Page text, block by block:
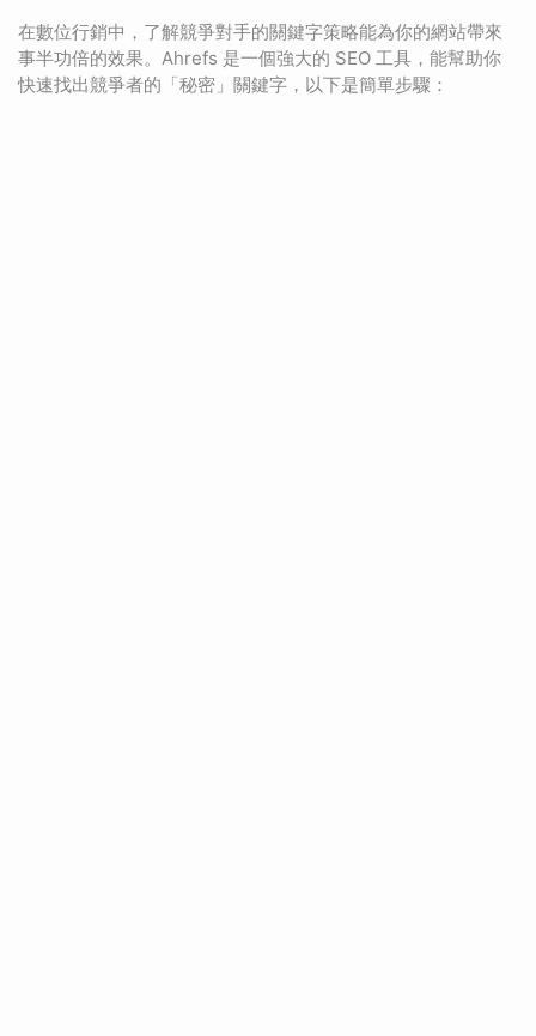
在數位行銷中，了解競爭對手的關鍵字策略能為你的網站帶來
事半功倍的效果。Ahrefs 是一個強大的 SEO 工具，能幫助你
快速找出競爭者的「秘密」關鍵字，以下是簡單步驟：